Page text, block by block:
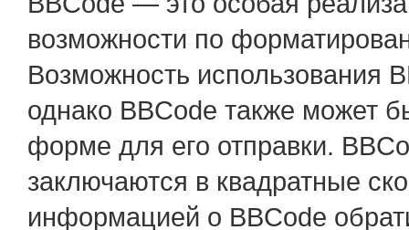
возможности по
Возможность использования
однако BBCode также может
форме для его отправки.
заключаются в квадратные
информацией о BBCode